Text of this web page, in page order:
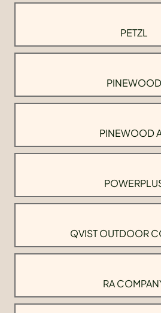
PETZL
PINEWOOD
PINEWOOD
QVIST OUTDOOR
RA